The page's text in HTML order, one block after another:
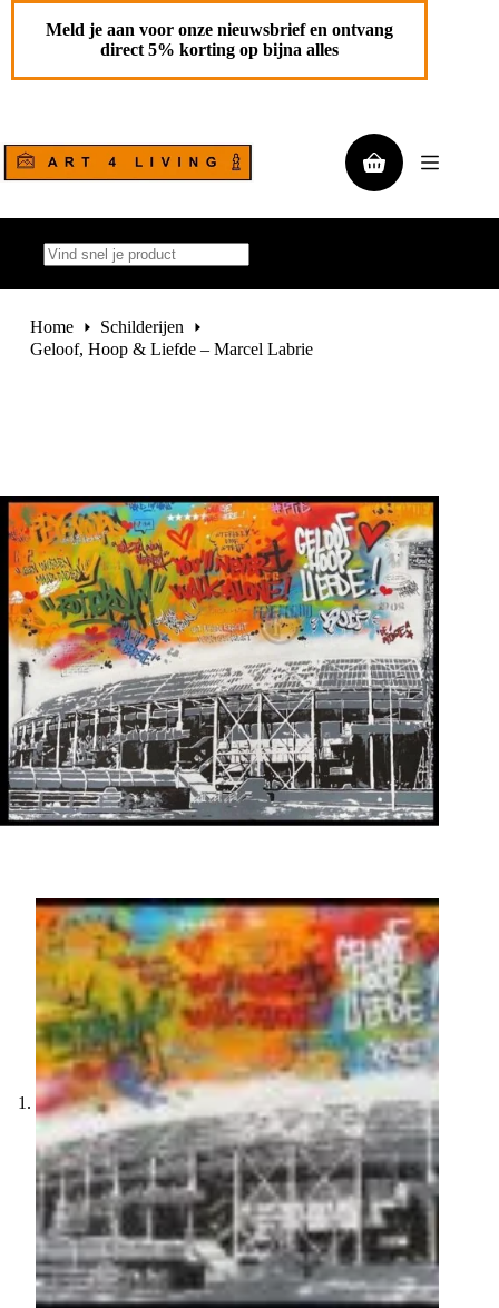
Ga
Geloof, Hoop & Liefde – Marcel Labrie
€550,00
Toevoegen aan
winkelwagen
Meld je aan voor onze nieuwsbrief en ontvang
direct 5% korting op bijna alles
Winkelwagen
resultaten
Home
Schilderijen
Geloof, Hoop & Liefde – Marcel Labrie